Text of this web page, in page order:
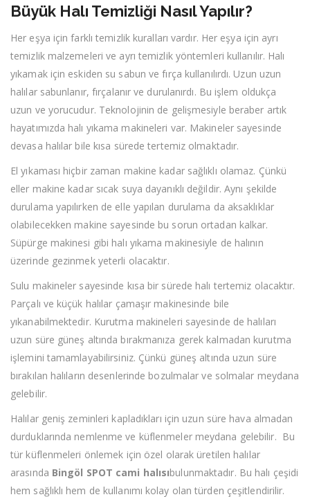
Büyük Halı Temizliği Nasıl Yapılır?
Her eşya için farklı temizlik kuralları vardır. Her eşya için ayrı
temizlik malzemeleri ve ayrı temizlik yöntemleri kullanılır. Halı
yıkamak için eskiden su sabun ve fırça kullanılırdı. Uzun uzun
halılar sabunlanır, fırçalanır ve durulanırdı. Bu işlem oldukça
uzun ve yorucudur. Teknolojinin de gelişmesiyle beraber artık
hayatımızda halı yıkama makineleri var. Makineler sayesinde
devasa halılar bile kısa sürede tertemiz olmaktadır.
El yıkaması hiçbir zaman makine kadar sağlıklı olamaz. Çünkü
eller makine kadar sıcak suya dayanıklı değildir. Aynı şekilde
durulama yapılırken de elle yapılan durulama da aksaklıklar
olabilecekken makine sayesinde bu sorun ortadan kalkar.
Süpürge makinesi gibi halı yıkama makinesiyle de halının
üzerinde gezinmek yeterli olacaktır.
Sulu makineler sayesinde kısa bir sürede halı tertemiz olacaktır.
Parçalı ve küçük halılar çamaşır makinesinde bile
yıkanabilmektedir. Kurutma makineleri sayesinde de halıları
uzun süre güneş altında bırakmanıza gerek kalmadan kurutma
işlemini tamamlayabilirsiniz. Çünkü güneş altında uzun süre
bırakılan halıların desenlerinde bozulmalar ve solmalar meydana
gelebilir.
Halılar geniş zeminleri kapladıkları için uzun süre hava almadan
durduklarında nemlenme ve küflenmeler meydana gelebilir. Bu
tür küflenmeleri önlemek için özel olarak üretilen halılar
arasında Bingöl SPOT cami halısıbulunmaktadır. Bu halı çeşidi
hem sağlıklı hem de kullanımı kolay olan türden çeşitlendirilir.